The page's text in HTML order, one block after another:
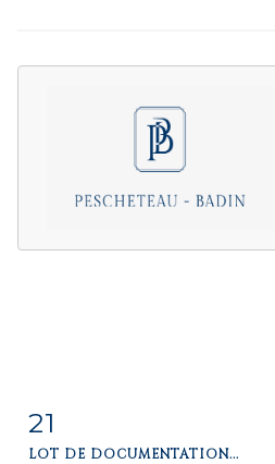
Item detail
21
LOT DE DOCUMENTATION...